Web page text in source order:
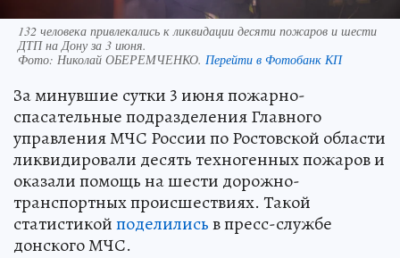
132 человека привлекались к ликвидации десяти пожаров и шести
ДТП на Дону за 3 июня.
Фото: Николай ОБЕРЕМЧЕНКО. Перейти в Фотобанк КП
За минувшие сутки 3 июня пожарно-
спасательные подразделения Главного
управления МЧС России по Ростовской области
ликвидировали десять техногенных пожаров и
оказали помощь на шести дорожно-
транспортных происшествиях. Такой
статистикойподелилисьв пресс-службе
донского МЧС.